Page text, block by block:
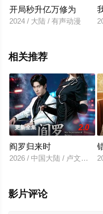
开局秒升亿万修为
2024 / 大陆 / 有声动漫
相关推荐
更新全集 2.0
阎罗归来时
2026 / 中国大陆 / 卢文洁＆
影片评论